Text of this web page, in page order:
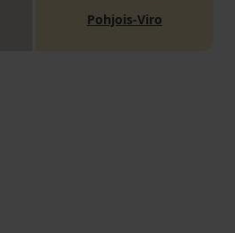
Pohjois-Viro